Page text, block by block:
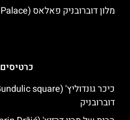
מלון דוברובניק פאלאס (Hotel Dubrovnik Palace)
כרטיסים
דוברובניק